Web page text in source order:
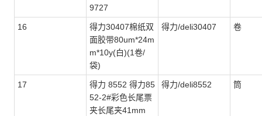
9727
16
得力30407棉纸双
面胶带80um*24m
m*10y(白)(1卷/
袋)
得力/deli30407 卷
17
得力 8552 得力85
52-2#彩色长尾票
夹长尾夹41mm
得力/deli8552 筒